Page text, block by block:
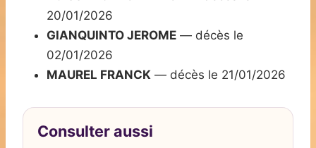
20/01/2026
GIANQUINTO JEROME — décès le
02/01/2026
MAUREL FRANCK — décès le 21/01/2026
Consulter aussi